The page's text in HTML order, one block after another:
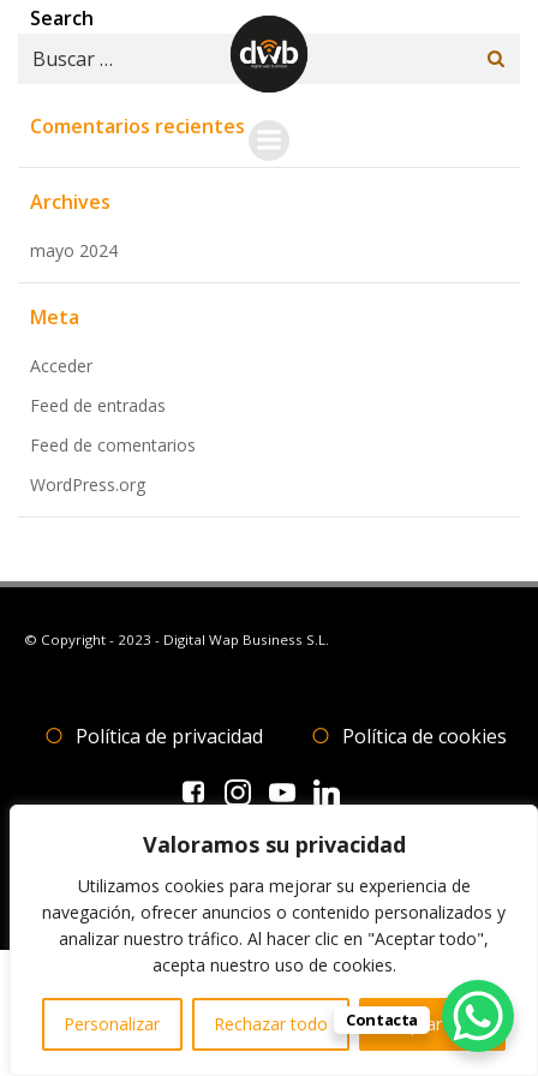
Valoramos su privacidad
Utilizamos cookies para mejorar su experiencia de
navegación, ofrecer anuncios o contenido personalizados y
analizar nuestro tráfico. Al hacer clic en "Aceptar todo",
acepta nuestro uso de cookies.
Personalizar Rechazar todo Aceptar todo
Saltar
al
contenido
Search
Buscar:
Comentarios recientes
Archives
mayo 2024
Meta
Acceder
Feed de entradas
Feed de comentarios
WordPress.org
© Copyright - 2023 - Digital Wap Business S.L.
Política de privacidad Política de cookies
ACCESO WAPNET
Contacta